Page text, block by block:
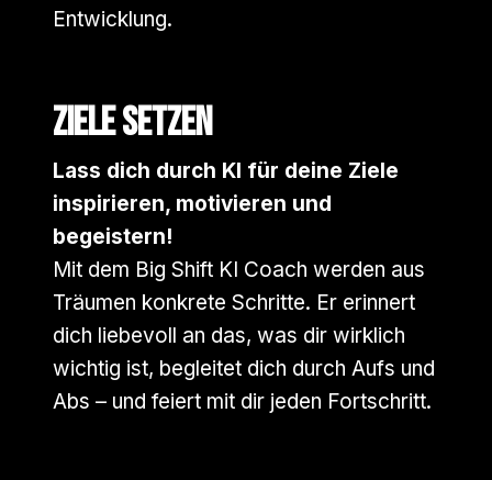
Entwicklung.
Ziele setzen
Lass dich durch KI für deine Ziele
inspirieren, motivieren und
begeistern!
Mit dem Big Shift KI Coach werden aus
Träumen konkrete Schritte. Er erinnert
dich liebevoll an das, was dir wirklich
wichtig ist, begleitet dich durch Aufs und
Abs – und feiert mit dir jeden Fortschritt.